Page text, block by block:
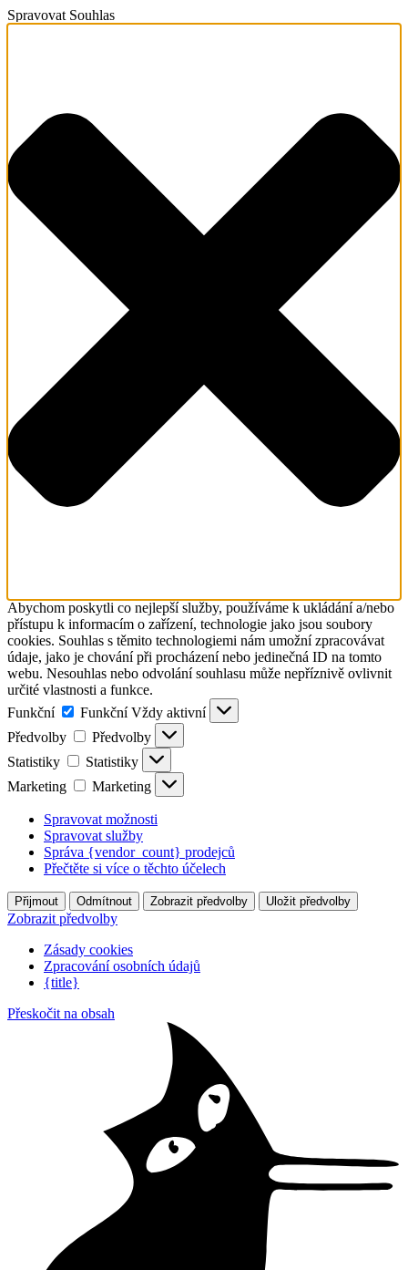
Spravovat Souhlas
Abychom poskytli co nejlepší služby, používáme k ukládání a/nebo
přístupu k informacím o zařízení, technologie jako jsou soubory
cookies. Souhlas s těmito technologiemi nám umožní zpracovávat
údaje, jako je chování při procházení nebo jedinečná ID na tomto
webu. Nesouhlas nebo odvolání souhlasu může nepříznivě ovlivnit
určité vlastnosti a funkce.
Funkční
Funkční Vždy aktivní
Předvolby
Předvolby
Statistiky
Statistiky
Marketing
Marketing
Spravovat možnosti
Spravovat služby
Správa {vendor_count} prodejců
Přečtěte si více o těchto účelech
Přijmout Odmítnout Zobrazit předvolby Uložit předvolby
Zobrazit předvolby
Zásady cookies
Zpracování osobních údajů
{title}
Přeskočit na obsah